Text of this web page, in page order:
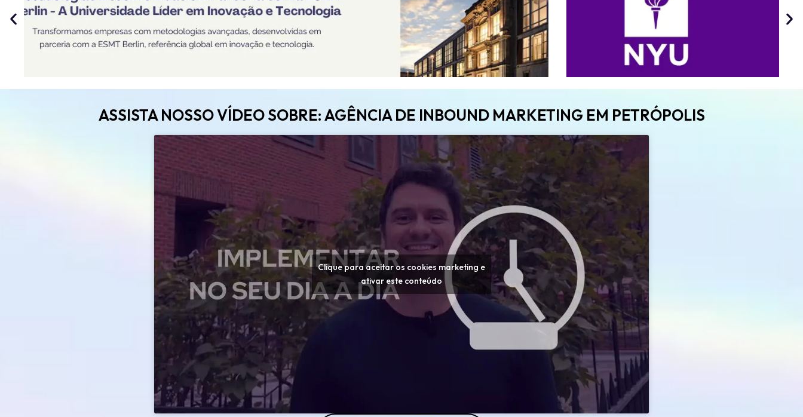
ASSISTA NOSSO VÍDEO SOBRE: AGÊNCIA DE INBOUND MARKETING EM PETRÓPOLIS
Clique para aceitar os cookies marketing e
ativar este conteúdo